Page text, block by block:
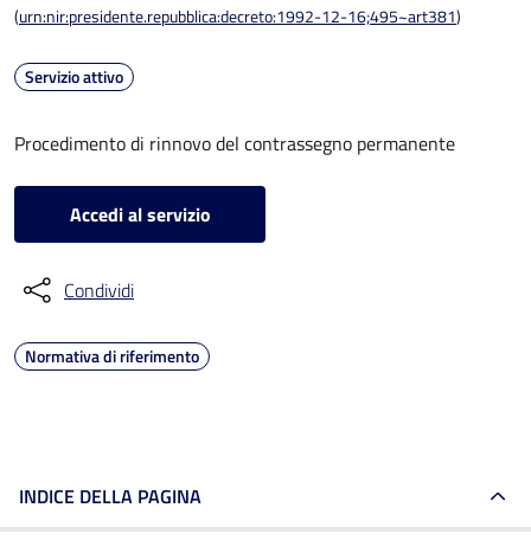
(urn:nir:presidente.repubblica:decreto:1992-12-16;495~art381)
Servizio attivo
Procedimento di rinnovo del contrassegno permanente
Accedi al servizio
Condividi
Normativa di riferimento
INDICE DELLA PAGINA